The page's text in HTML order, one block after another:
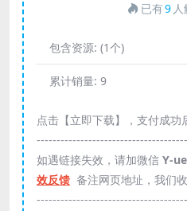
已有9
包含资源: (1个)
累计销量: 9
点击【立即下载】，支付成功
如遇链接失效，请加微信 Y-
效反馈 备注网页地址，我们